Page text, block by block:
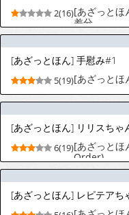
2(16)[あざっとほ
差分
[あざっとほん] 手慰み#1
5(19)[あざっとほ
[あざっとほん] リリスちゃ
6(19)[あざっとほ
Order)
[あざっとほん] レピテアち